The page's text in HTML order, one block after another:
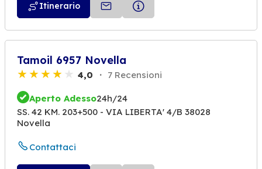
Itinerario
Tamoil 6957 Novella
4,0 7 Recensioni
Aperto Adesso24h/24
SS. 42 KM. 203+500 - VIA LIBERTA' 4/B 38028
Novella
Contattaci